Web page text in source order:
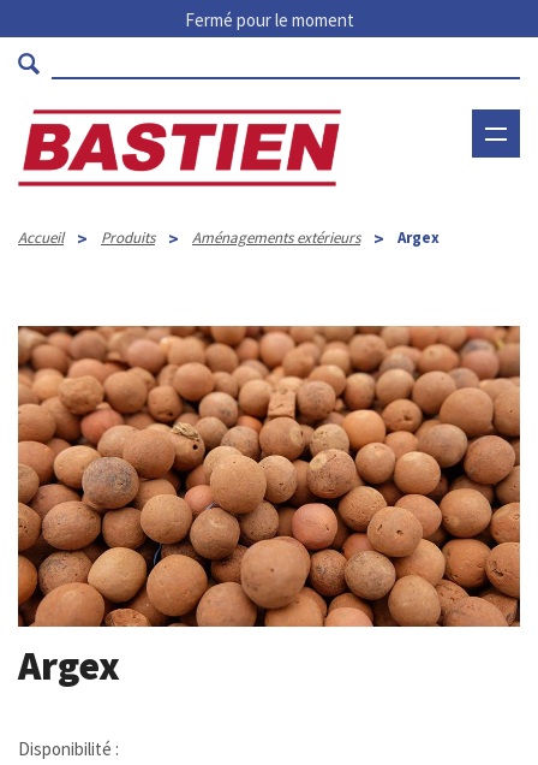
Fermé pour le moment
Accueil > Produits > Aménagements extérieurs > Argex
Argex
Disponibilité :